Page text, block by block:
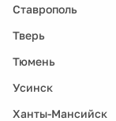
Ставрополь
Тверь
Тюмень
Усинск
Ханты-Мансийск